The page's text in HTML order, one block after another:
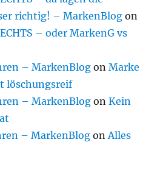
richtig! – MarkenBlog on
– oder MarkenG vs
– MarkenBlog onMarke
löschungsreif
– MarkenBlog onKein
– MarkenBlog onAlles